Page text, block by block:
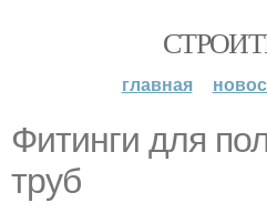
главная
Фитинги для
труб